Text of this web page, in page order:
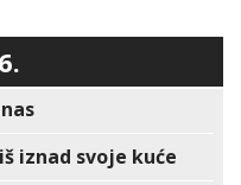
iznad svoje kuće